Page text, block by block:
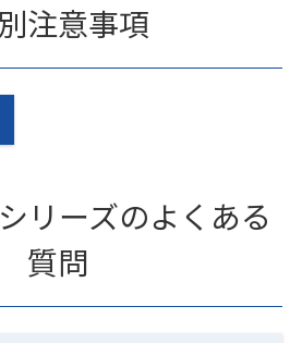
注意事項
リーズのよくある
質問